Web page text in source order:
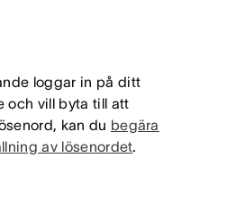
loggar in på ditt
och vill byta till att
kan du begära
av lösenordet.